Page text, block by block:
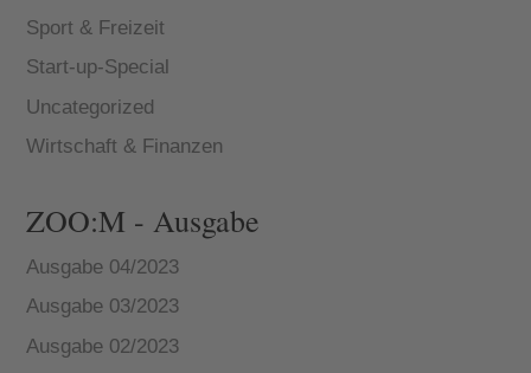
Sport & Freizeit
Start-up-Special
Uncategorized
Wirtschaft & Finanzen
ZOO:M - Ausgabe
Ausgabe 04/2023
Ausgabe 03/2023
Ausgabe 02/2023